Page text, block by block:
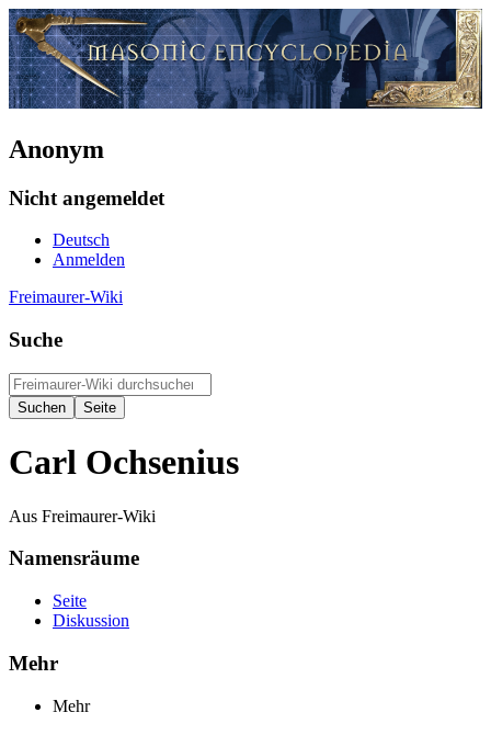
Anonym
Nicht angemeldet
Deutsch
Anmelden
Freimaurer-Wiki
Suche
Carl Ochsenius
Aus Freimaurer-Wiki
Namensräume
Seite
Diskussion
Mehr
Mehr